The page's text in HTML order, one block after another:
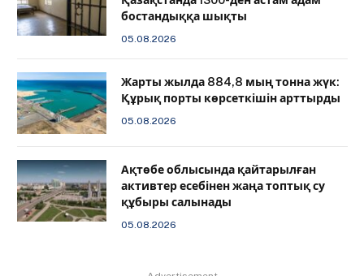
бостандыққа шықты
05.08.2026
Жарты жылда 884,8 мың тонна жүк:
Құрық порты көрсеткішін арттырды
05.08.2026
Ақтөбе облысында қайтарылған
активтер есебінен жаңа топтық су
құбыры салынады
05.08.2026